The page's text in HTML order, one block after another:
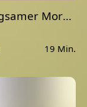
Happy Mobile Morning | langsamer Morgen mit Dehnung und Mobilisierung für den ganzen Körper
19 Min.